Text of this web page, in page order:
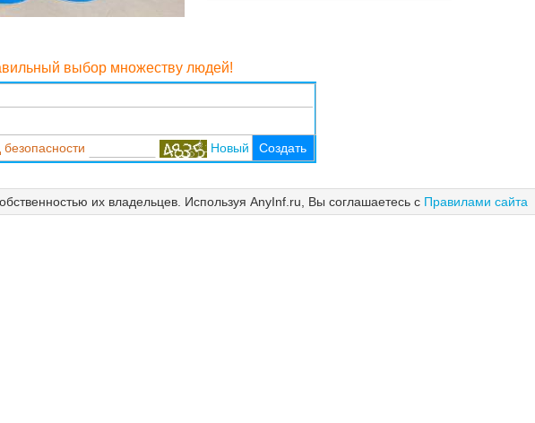
выбор множеству людей!
безопасности Новый Создать
их владельцев. Используя AnyInf.ru, Вы соглашаетесь с Правилами сайта